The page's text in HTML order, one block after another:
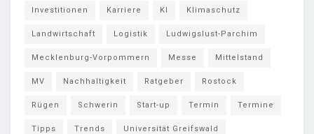
Investitionen Karriere KI Klimaschutz
Landwirtschaft Logistik Ludwigslust-Parchim
Mecklenburg-Vorpommern Messe Mittelstand
MV Nachhaltigkeit Ratgeber Rostock
Rügen Schwerin Start-up Termin Termine
Tipps Trends Universität Greifswald